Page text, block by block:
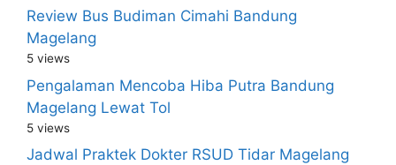
Review Bus Budiman Cimahi Bandung
Magelang
5 views
Pengalaman Mencoba Hiba Putra Bandung
Magelang Lewat Tol
5 views
Jadwal Praktek Dokter RSUD Tidar Magelang